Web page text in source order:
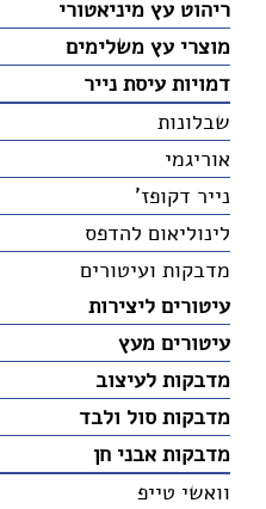
ריהוט עץ מיניאטורי
מוצרי עץ משלימים
דמויות עיסת נייר
שבלונות
אוריגמי
נייר דקופז'
לינוליאום להדפס
מדבקות ועיטורים
עיטורים ליצירות
עיטורים מעץ
מדבקות לעיצוב
מדבקות סול ולבד
מדבקות אבני חן
וואשי טייפ